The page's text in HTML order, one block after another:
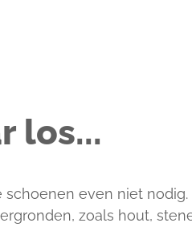
los...
even niet
zoals hout,